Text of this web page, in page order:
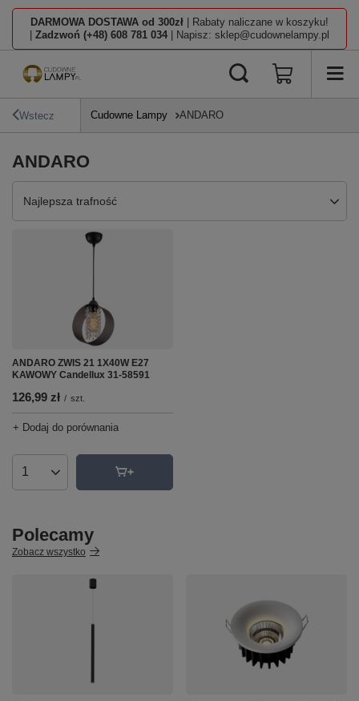
DARMOWA DOSTAWA od 300zł | Rabaty naliczane w koszyku!
Zadzwoń (+48) 608 781 034 | Napisz: sklep@cudownelampy.pl
Wstecz Cudowne Lampy ANDARO
ANDARO
Zmień sortowanie
Najlepsza trafność
ANDARO ZWIS 21 1X40W E27
KAWOWY Candellux 31-58591
126,99 zł / szt.
+ Dodaj do porównania
Ilość produktów
Polecamy
Zobacz wszystko